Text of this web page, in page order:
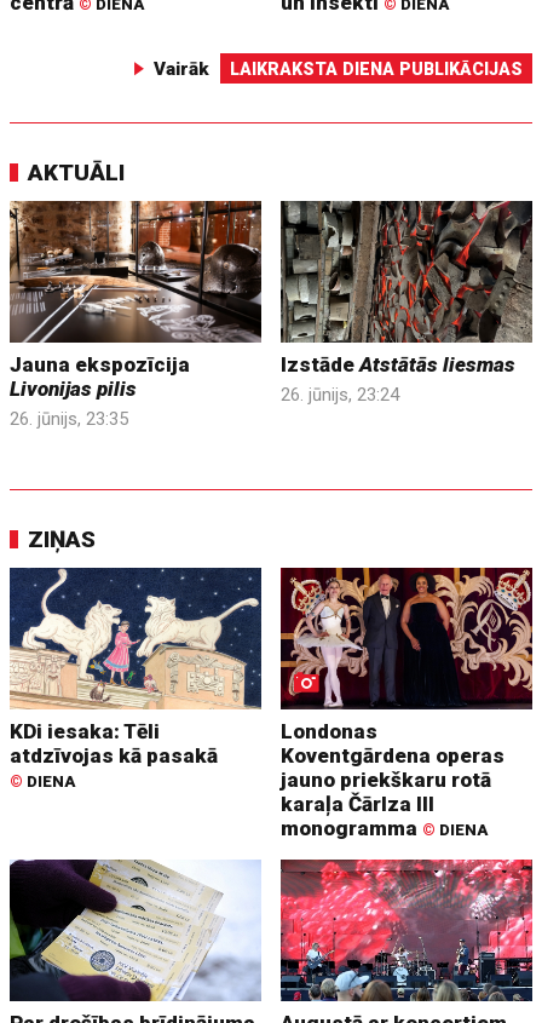
© DIENA © DIENA
Vairāk LAIKRAKSTA DIENA PUBLIKĀCIJAS
AKTUĀLI
Jauna ekspozīcija
Livonijas pilis
26. jūnijs, 23:35
IzstādeAtstātās liesmas
26. jūnijs, 23:24
ZIŅAS
KDi iesaka: Tēli
atdzīvojas kā pasakā
© DIENA
Londonas
Koventgārdena operas
jauno priekškaru rotā
karaļa Čārlza III
monogramma © DIENA